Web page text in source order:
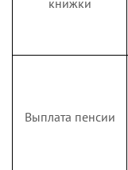
Выплата пенсии